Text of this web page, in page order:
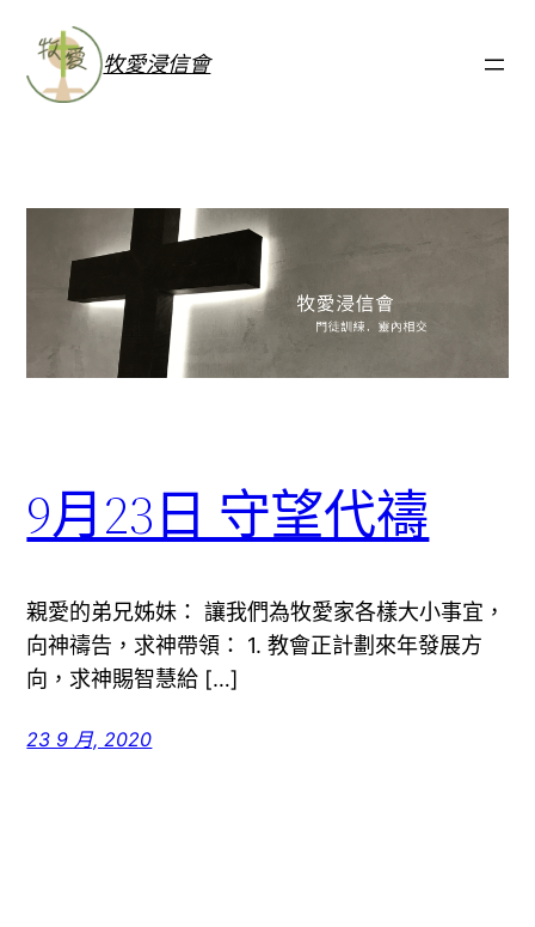
牧愛浸信會
9月23日 守望代禱
親愛的弟兄姊妹： 讓我們為牧愛家各樣大小事宜，
向神禱告，求神帶領： 1. 教會正計劃來年發展方
向，求神賜智慧給 […]
23 9 月, 2020